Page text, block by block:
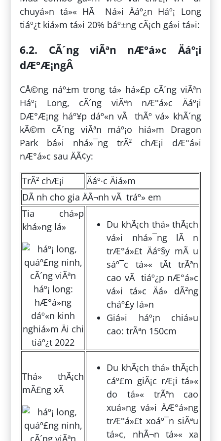
chuyá»n tá»« HÃ Ná»i Äáº¿n Háº¡ Long
tiáº¿t kiá»m tá»i 20% báº±ng cÃ¡ch gá»i tá»i:
6.2. CÃ´ng viÃªn nÆ°á»c Äáº¡i
dÆ°Æ¡ngÂ
CÅ©ng náº±m trong tá» há»£p cÃ´ng viÃªn
Háº¡ Long, cÃ´ng viÃªn nÆ°á»c Äáº¡i
DÆ°Æ¡ng háº¥p dáº«n vÃ thÃº vá» khÃ´ng
kÃ©m cÃ´ng viÃªn máº¡o hiá»m Dragon
Park bá»i nhá»¯ng trÃ² chÆ¡i dÆ°á»i
nÆ°á»c sau ÄÃ¢y:
TrÃ² chÆ¡i
Äáº·c Äiá»m
DÃ nh cho gia ÄÃ¬nh vÃ tráº» em
Tia chá»p
khá»ng lá»
Du khÃ¡ch thá»­ thÃ¡ch
vá»i nhá»¯ng lÃ n
trÆ°á»£t Äáº§y mÃ u
sáº¯c tá»« tÃ­t trÃªn
cao vÃ tiáº¿p nÆ°á»c
vá»i tá»c Äá» dÃ²ng
cháº£y lá»n
Giá»i háº¡n chiá»u
cao: trÃªn 150cm
Thá»­ thÃ¡ch
mÃ£ng xÃ
Du khÃ¡ch thá»­ thÃ¡ch
cáº£m giÃ¡c rÆ¡i tá»«
do tá»« trÃªn cao
xuá»ng vá»i ÄÆ°á»ng
trÆ°á»£t xoáº¯n siÃªu
tá»c, nhÃ¬n tá»« xa